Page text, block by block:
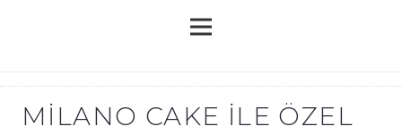
MILANO CAKE ILE ÖZEL